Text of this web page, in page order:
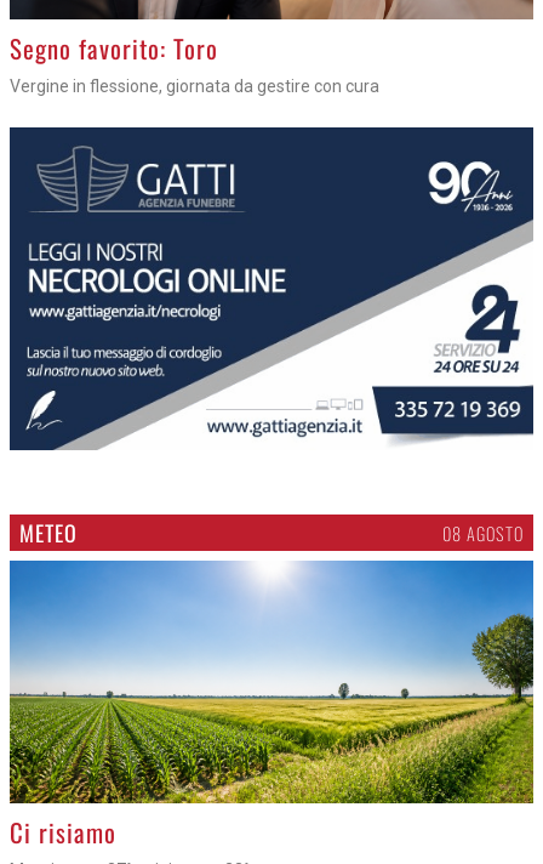
>
Segno favorito: Toro
Vergine in flessione, giornata da gestire con cura
METEO 08 AGOSTO
>
Ci risiamo